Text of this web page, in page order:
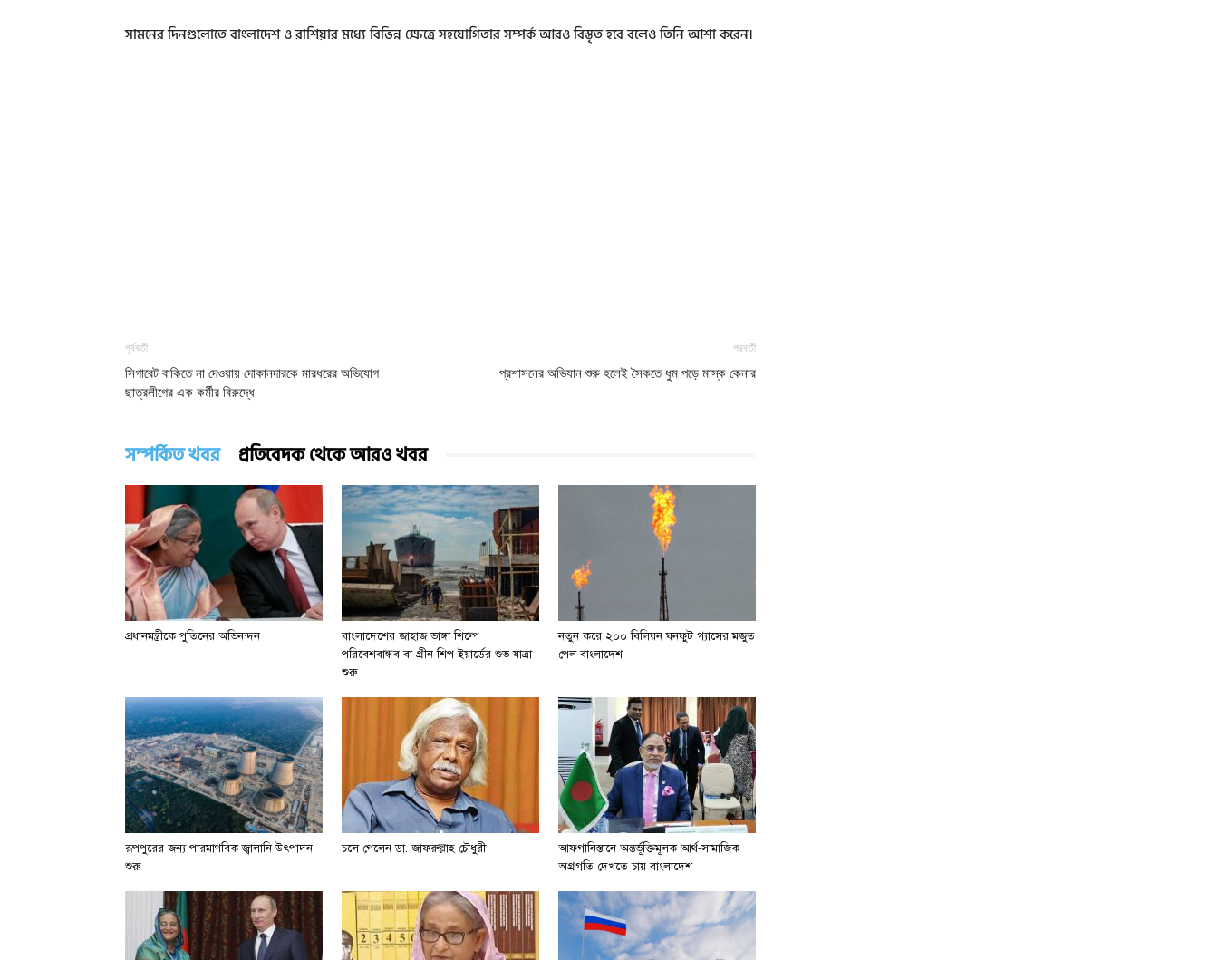
সামনের দিনগুলোতে বাংলাদেশ ও রাশিয়ার মধ্যে বিভিন্ন ক্ষেত্রে সহযোগিতার সম্পর্ক আরও বিস্তৃত হবে বলেও তিনি আশা করেন।
পূর্ববর্তী
সিগারেট বাকিতে না দেওয়ায় দোকানদারকে মারধরের অভিযোগ
ছাত্রলীগের এক কর্মীর বিরুদ্ধে
পরবর্তী
প্রশাসনের অভিযান শুরু হলেই সৈকতে ধুম পড়ে মাস্ক কেনার
সম্পর্কিত খবর প্রতিবেদক থেকে আরও খবর
প্রধানমন্ত্রীকে পুতিনের অভিনন্দন
বাংলাদেশের জাহাজ ভাঙ্গা শিল্পে
পরিবেশবান্ধব বা গ্রীন শিপ ইয়ার্ডের শুভ যাত্রা
শুরু
নতুন করে ২০০ বিলিয়ন ঘনফুট গ্যাসের মজুত
পেল বাংলাদেশ
রূপপুরের জন্য পারমাণবিক জ্বালানি উৎপাদন
শুরু
চলে গেলেন ডা. জাফরুল্লাহ চৌধুরী
আফগানিস্তানে অন্তর্ভূক্তিমূলক আর্থ-সামাজিক
অগ্রগতি দেখতে চায় বাংলাদেশ